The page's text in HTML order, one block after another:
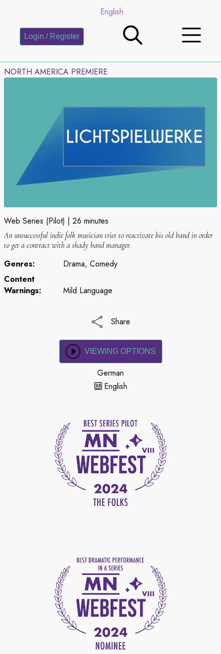
English
Login / Register
NORTH AMERICA PREMIERE
Web Series (Pilot) 26 minutes
An unsuccessful indie folk musician tries to reactivate his old band in order
to get a contract with a shady band manager.
Genres:
Drama, Comedy
Content
Warnings:
Mild Language
Share
VIEWING OPTIONS
German
English